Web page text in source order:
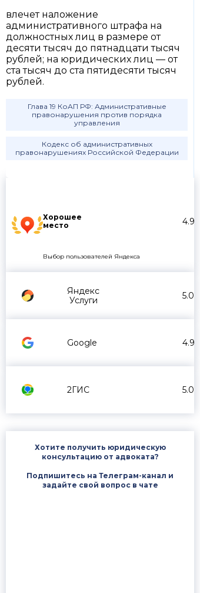
Хорошее
место
4.9
Выбор пользователей Яндекса
Яндекс
Услуги
5.0
Google 4.9
2ГИС 5.0
Хотите получить юридическую
консультацию от адвоката?
Подпишитесь на Телеграм-канал и
задайте свой вопрос в чате
влечет наложение
административного штрафа на
должностных лиц в размере от
десяти тысяч до пятнадцати тысяч
рублей; на юридических лиц — от
ста тысяч до ста пятидесяти тысяч
рублей.
Глава 19 КоАП РФ: Административные
правонарушения против порядка
управления
Кодекс об административных
правонарушениях Российской Федерации